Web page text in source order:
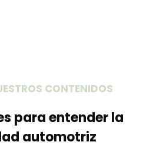
CONTENIDOS
para entender la
automotriz